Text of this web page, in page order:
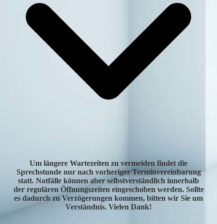
Um längere Wartezeiten zu vermeiden findet die
Sprechstunde nur nach vorheriger Terminvereinbarung
statt. Notfälle können aber selbstverständlich innerhalb
der regulären Öffnungszeiten eingeschoben werden. Sollte
es dadurch zu Verzögerungen kommen, bitten wir Sie um
Verständnis. Vielen Dank!